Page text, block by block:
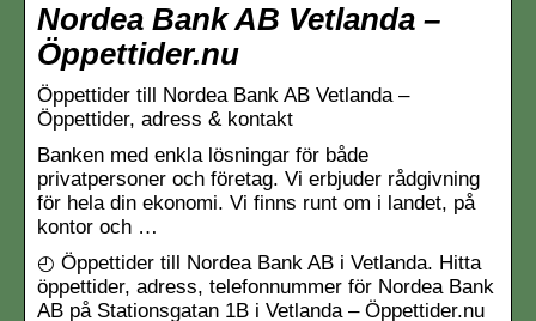
Nordea Bank AB Vetlanda –
Öppettider.nu
Öppettider till Nordea Bank AB Vetlanda –
Öppettider, adress & kontakt
Banken med enkla lösningar för både
privatpersoner och företag. Vi erbjuder rådgivning
för hela din ekonomi. Vi finns runt om i landet, på
kontor och …
◴ Öppettider till Nordea Bank AB i Vetlanda. Hitta
öppettider, adress, telefonnummer för Nordea Bank
AB på Stationsgatan 1B i Vetlanda – Öppettider.nu